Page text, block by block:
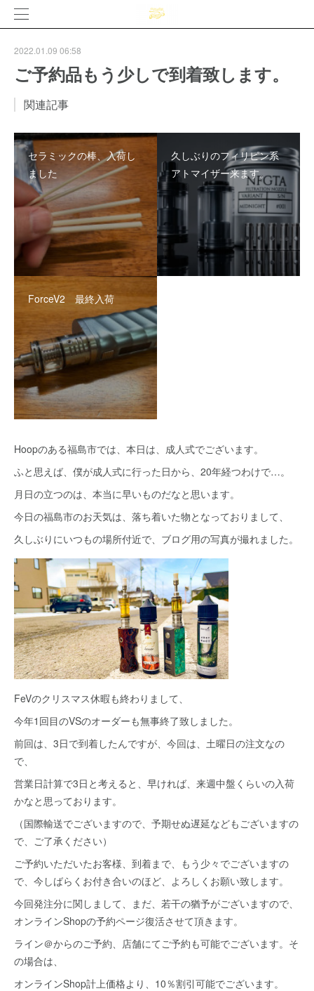
2022.01.09 06:58
ご予約品もう少しで到着致します。
関連記事
セラミックの棒、入荷し
ました
久しぶりのフィリピン系
アトマイザー来ます。
ForceV2 最終入荷
Hoopのある福島市では、本日は、成人式でございます。
ふと思えば、僕が成人式に行った日から、20年経つわけで…。
月日の立つのは、本当に早いものだなと思います。
今日の福島市のお天気は、落ち着いた物となっておりまして、
久しぶりにいつもの場所付近で、ブログ用の写真が撮れました。
FeVのクリスマス休暇も終わりまして、
今年1回目のVSのオーダーも無事終了致しました。
前回は、3日で到着したんですが、今回は、土曜日の注文なの
で、
営業日計算で3日と考えると、早ければ、来週中盤くらいの入荷
かなと思っております。
（国際輸送でございますので、予期せぬ遅延などもございますの
で、ご了承ください）
ご予約いただいたお客様、到着まで、もう少々でございますの
で、今しばらくお付き合いのほど、よろしくお願い致します。
今回発注分に関しまして、まだ、若干の猶予がございますので、
オンラインShopの予約ページ復活させて頂きます。
ライン＠からのご予約、店舗にてご予約も可能でございます。そ
の場合は、
オンラインShop計上価格より、10％割引可能でございます。